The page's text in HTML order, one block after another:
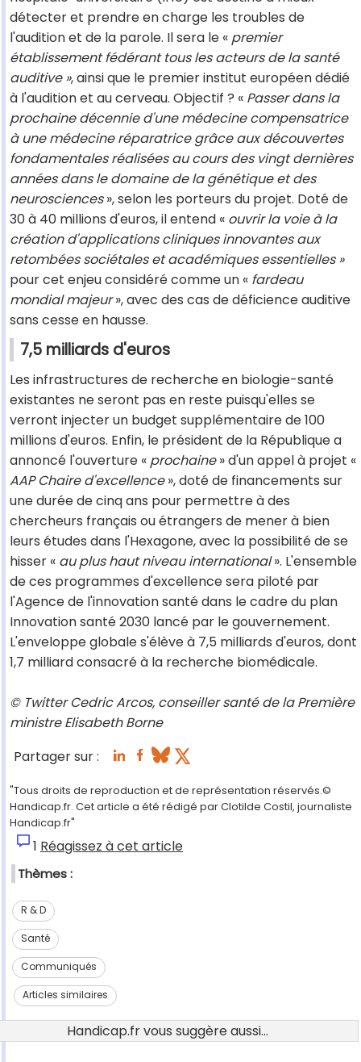
détecter et prendre en charge les troubles de
l'audition et de la parole. Il sera le « premier
établissement fédérant tous les acteurs de la santé
auditive », ainsi que le premier institut européen dédié
à l'audition et au cerveau. Objectif ? « Passer dans la
prochaine décennie d'une médecine compensatrice
à une médecine réparatrice grâce aux découvertes
fondamentales réalisées au cours des vingt dernières
années dans le domaine de la génétique et des
neurosciences», selon les porteurs du projet. Doté de
30 à 40 millions d'euros, il entend « ouvrir la voie à la
création d'applications cliniques innovantes aux
retombées sociétales et académiques essentielles »
pour cet enjeu considéré comme un « fardeau
mondial majeur», avec des cas de déficience auditive
sans cesse en hausse.
7,5 milliards d'euros
Les infrastructures de recherche en biologie-santé
existantes ne seront pas en reste puisqu'elles se
verront injecter un budget supplémentaire de 100
millions d'euros. Enfin, le président de la République a
annoncé l'ouverture « prochaine» d'un appel à projet «
AAP Chaire d'excellence», doté de financements sur
une durée de cinq ans pour permettre à des
chercheurs français ou étrangers de mener à bien
leurs études dans l'Hexagone, avec la possibilité de se
hisser « au plus haut niveau international». L'ensemble
de ces programmes d'excellence sera piloté par
l'Agence de l'innovation santé dans le cadre du plan
Innovation santé 2030 lancé par le gouvernement.
L'enveloppe globale s'élève à 7,5 milliards d'euros, dont
1,7 milliard consacré à la recherche biomédicale.
© Twitter Cedric Arcos, conseiller santé de la Première
ministre Elisabeth Borne
Partager sur :
"Tous droits de reproduction et de représentation réservés.©
Handicap.fr. Cet article a été rédigé par Clotilde Costil, journaliste
Handicap.fr"
1 Réagissez à cet article
Thèmes :
R & D
Santé
Communiqués
Articles similaires
Handicap.fr vous suggère aussi...